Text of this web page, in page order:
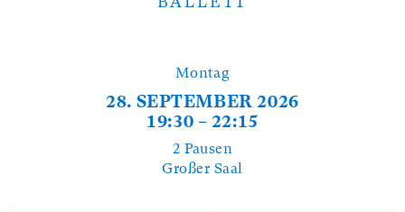
Montag
28. SEPTEMBER 2026
19:30 – 22:15
2 Pausen
Großer Saal